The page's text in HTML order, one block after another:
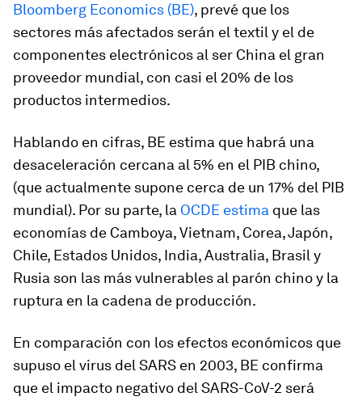
Bloomberg Economics (BE), prevé que los
sectores más afectados serán el textil y el de
componentes electrónicos al ser China el gran
proveedor mundial, con casi el 20% de los
productos intermedios.
Hablando en cifras, BE estima que habrá una
desaceleración cercana al 5% en el PIB chino,
(que actualmente supone cerca de un 17% del PIB
mundial). Por su parte, la OCDE estima que las
economías de Camboya, Vietnam, Corea, Japón,
Chile, Estados Unidos, India, Australia, Brasil y
Rusia son las más vulnerables al parón chino y la
ruptura en la cadena de producción.
En comparación con los efectos económicos que
supuso el virus del SARS en 2003, BE confirma
que el impacto negativo del SARS-CoV-2 será